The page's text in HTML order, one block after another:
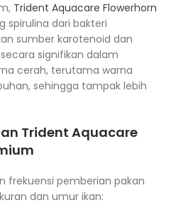
Trident Aquacare Flowerhorn
spirulina dari bakteri
sumber karotenoid dan
signifikan dalam
cerah, terutama warna
sehingga tampak lebih
Trident Aquacare
frekuensi pemberian pakan
dan umur ikan: